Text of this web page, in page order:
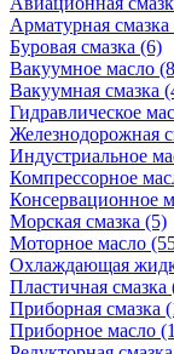
Арматурная смазка
Буровая смазка (6)
Вакуумное масло
Вакуумная смазка
Гидравлическое
Железнодорожная
Индустриальное
Компрессорное
Консервационное
Морская смазка (5)
Моторное масло
Охлаждающая
Пластичная смазка
Приборная смазка
Приборное масло